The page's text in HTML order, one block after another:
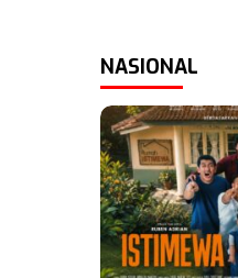
NASIONAL